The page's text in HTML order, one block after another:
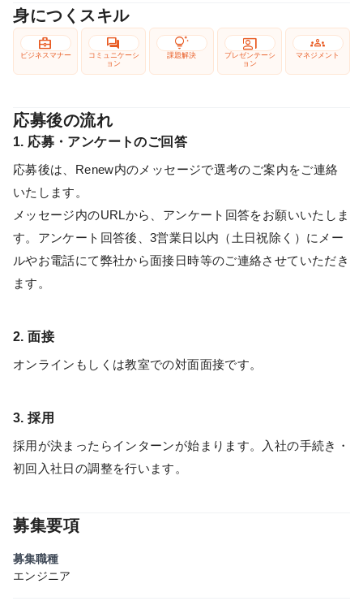
身につくスキル
business_center
ビジネスマナー
forum
コミュニケーシ
ョン
tips_and_updates
課題解決
co_present
プレゼンテーシ
ョン
groups
マネジメント
応募後の流れ
1. 応募・アンケートのご回答
応募後は、Renew内のメッセージで選考のご案内をご連絡
いたします。
メッセージ内のURLから、アンケート回答をお願いいたしま
す。アンケート回答後、3営業日以内（土日祝除く）にメー
ルやお電話にて弊社から面接日時等のご連絡させていただき
ます。
2. 面接
オンラインもしくは教室での対面面接です。
3. 採用
採用が決まったらインターンが始まります。入社の手続き・
初回入社日の調整を行います。
募集要項
募集職種
エンジニア